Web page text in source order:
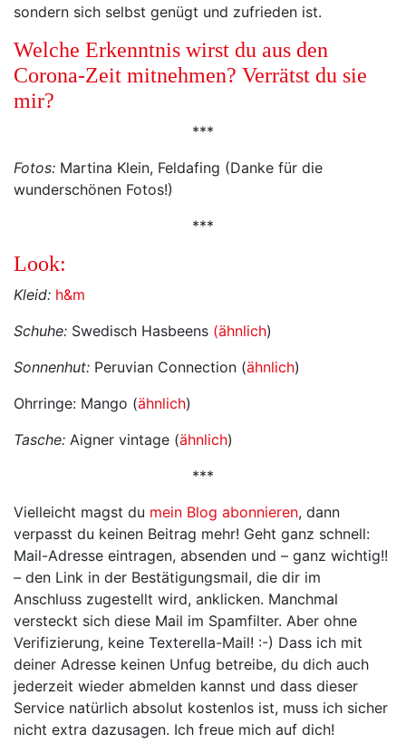
sondern sich selbst genügt und zufrieden ist.
Welche Erkenntnis wirst du aus den
Corona-Zeit mitnehmen? Verrätst du sie
mir?
***
Fotos: Martina Klein, Feldafing (Danke für die
wunderschönen Fotos!)
***
Look:
Kleid: h&m
Schuhe: Swedisch Hasbeens (ähnlich)
Sonnenhut: Peruvian Connection (ähnlich)
Ohrringe: Mango (ähnlich)
Tasche: Aigner vintage (ähnlich)
***
Vielleicht magst du mein Blog abonnieren, dann
verpasst du keinen Beitrag mehr! Geht ganz schnell:
Mail-Adresse eintragen, absenden und – ganz wichtig!!
– den Link in der Bestätigungsmail, die dir im
Anschluss zugestellt wird, anklicken. Manchmal
versteckt sich diese Mail im Spamfilter. Aber ohne
Verifizierung, keine Texterella-Mail! :-) Dass ich mit
deiner Adresse keinen Unfug betreibe, du dich auch
jederzeit wieder abmelden kannst und dass dieser
Service natürlich absolut kostenlos ist, muss ich sicher
nicht extra dazusagen. Ich freue mich auf dich!